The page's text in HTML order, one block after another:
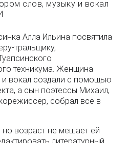
слов, музыку и вокал
Алла Ильина посвятила
тральщику,
техникума. Женщина
и вокал создали с помощью
а сын поэтессы Михаил,
собрал всё в
но возраст не мешает ей